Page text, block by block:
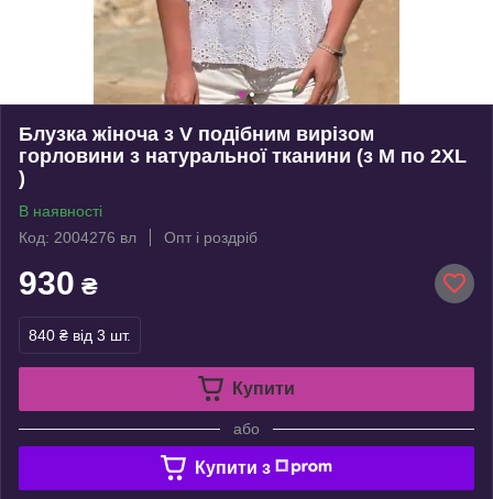
Блузка жіноча з V подібним вирізом
горловини з натуральної тканини (з M по 2XL
)
В наявності
Код: 2004276 вл
Опт і роздріб
930 ₴
840 ₴ від 3 шт.
Купити
або
Купити з